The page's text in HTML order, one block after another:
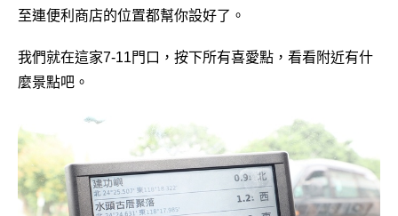
至連便利商店的位置都幫你設好了。
我們就在這家7-11門口，按下所有喜愛點，看看附近有什
麼景點吧。